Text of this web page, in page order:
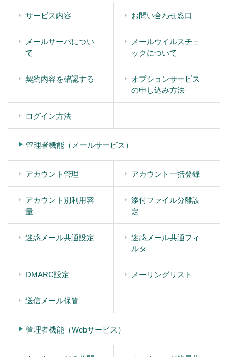
サービス内容 お問い合わせ窓口
メールサーバについ
て
メールウイルスチェ
ックについて
契約内容を確認する
オプションサービス
の申し込み方法
ログイン方法
管理者機能（メールサービス）
アカウント管理 アカウント一括登録
アカウント別利用容
量
添付ファイル分離設
定
迷惑メール共通設定
迷惑メール共通フィ
ルタ
DMARC設定 メーリングリスト
送信メール保管
管理者機能（Webサービス）